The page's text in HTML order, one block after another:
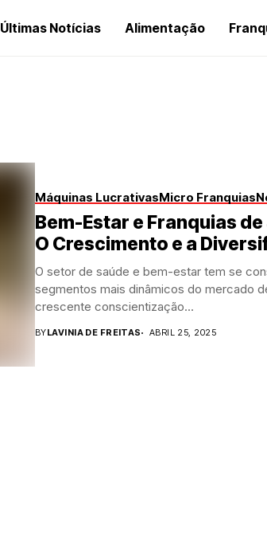
Últimas Notícias Alimentação
Máquinas LucrativasMicro Franquias
Bem-Estar e Franquias
O Crescimento e a
O setor de saúde e bem-estar tem se
segmentos mais dinâmicos do mercado
crescente conscientização...
BYLAVINIA DE FREITAS ABRIL 25, 2025